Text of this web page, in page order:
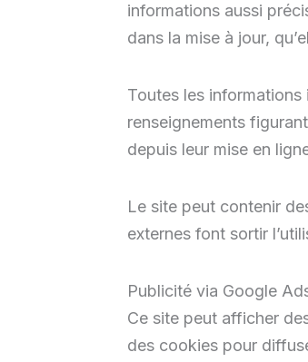
informations aussi
dans la mise à jour,
Toutes les
renseignements
depuis leur mise en
Le site peut contenir
externes font sortir
Publicité via Google
Ce site peut afficher
des cookies pour